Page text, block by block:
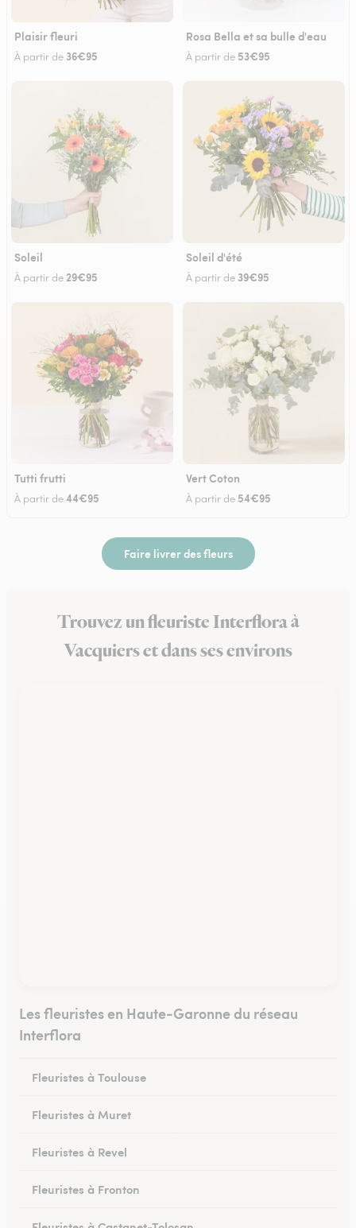
Plaisir fleuri
À partir de 36€95
Rosa Bella et sa bulle d'eau
À partir de 53€95
Soleil
À partir de 29€95
Soleil d'été
À partir de 39€95
Tutti frutti
À partir de44€95
Vert Coton
À partir de 54€95
Faire livrer des fleurs
Trouvez un fleuriste Interflora à
Vacquiers et dans ses environs
Les fleuristes en Haute-Garonne du réseau
Interflora
Fleuristes à Toulouse
Fleuristes à Muret
Fleuristes à Revel
Fleuristes à Fronton